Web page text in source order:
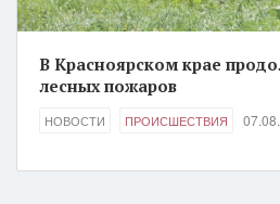
В Красноярском крае
лесных пожаров
НОВОСТИ ПРОИСШЕСТВИЯ